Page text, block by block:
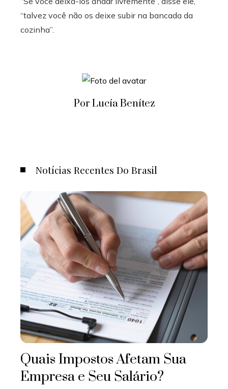
“talvez você não os deixe subir na bancada da
cozinha”.
Por Lucía Benítez
Notícias Recentes Do Brasil
Quais Impostos Afetam Sua
Empresa e Seu Salário?